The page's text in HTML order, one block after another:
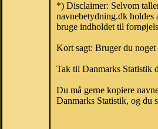
*) Disclaimer: Selvom
navnebetydning.dk holdes
bruge indholdet til
Kort sagt: Bruger du noget
Tak til Danmarks Statistik
Du må gerne kopiere
Danmarks Statistik, og du